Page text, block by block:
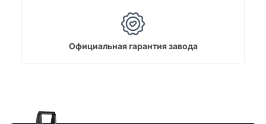
Официальная гарантия завода